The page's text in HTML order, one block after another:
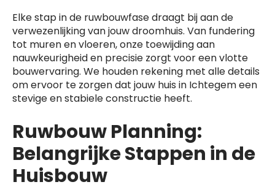
Elke stap in de ruwbouwfase draagt bij aan de
verwezenlijking van jouw droomhuis. Van fundering
tot muren en vloeren, onze toewijding aan
nauwkeurigheid en precisie zorgt voor een vlotte
bouwervaring. We houden rekening met alle details
om ervoor te zorgen dat jouw huis in Ichtegem een
stevige en stabiele constructie heeft.
Ruwbouw Planning:
Belangrijke Stappen in de
Huisbouw